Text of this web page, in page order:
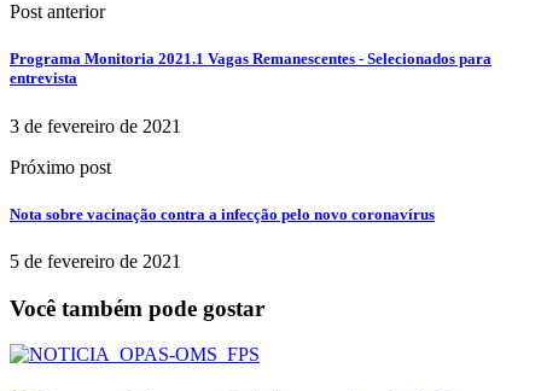
Post anterior
Programa Monitoria 2021.1 Vagas Remanescentes - Selecionados para
entrevista
3 de fevereiro de 2021
Próximo post
Nota sobre vacinação contra a infecção pelo novo coronavírus
5 de fevereiro de 2021
Você também pode gostar